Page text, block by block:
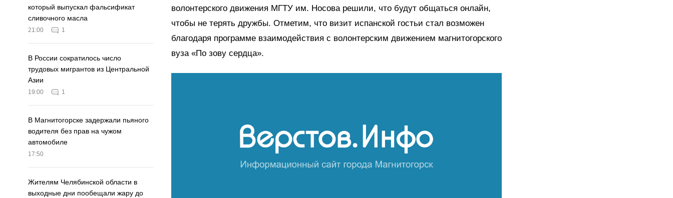
который выпускал фальсификат
сливочного масла
21:00 1
В России сократилось число
трудовых мигрантов из Центральной
Азии
19:00 1
В Магнитогорске задержали пьяного
водителя без прав на чужом
автомобиле
17:50
Жителям Челябинской области в
выходные дни пообещали жару до
волонтерского движения МГТУ им. Носова решили, что будут общаться онлайн,
чтобы не терять дружбы. Отметим, что визит испанской гостьи стал возможен
благодаря программе взаимодействия с волонтерским движением магнитогорского
вуза «По зову сердца».